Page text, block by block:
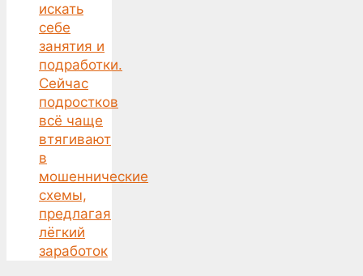
искать
себе
занятия и
подработки.
Сейчас
подростков
всё чаще
втягивают
в
мошеннические
схемы,
предлагая
лёгкий
заработок